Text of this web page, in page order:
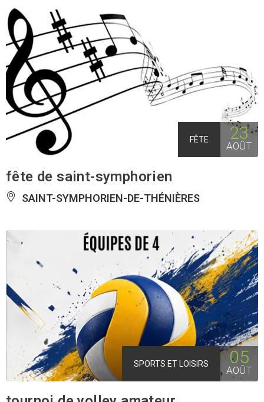
FÊTE 23
AOÛT
fête de saint-symphorien
SAINT-SYMPHORIEN-DE-THÉNIÈRES
SPORTS ET LOISIRS 05
AOÛT